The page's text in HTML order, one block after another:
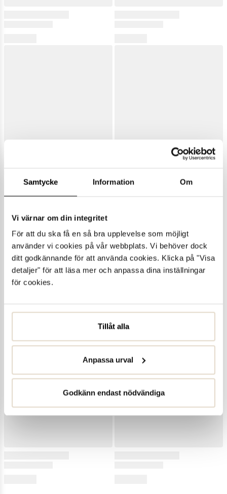
Samtycke Information Om
Vi värnar om din integritet
För att du ska få en så bra upplevelse som möjligt
använder vi cookies på vår webbplats. Vi behöver dock
ditt godkännande för att använda cookies. Klicka på "Visa
detaljer" för att läsa mer och anpassa dina inställningar
för cookies.
Tillåt alla
Anpassa urval
Godkänn endast nödvändiga